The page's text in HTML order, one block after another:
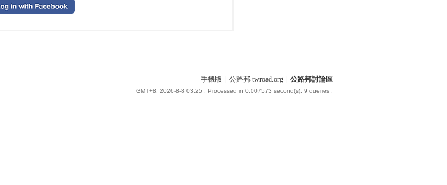
手機版 公路邦 twroad.org 公路邦討論區
GMT+8, 2026-8-8 03:25 , Processed in 0.007573 second(s), 9 queries .